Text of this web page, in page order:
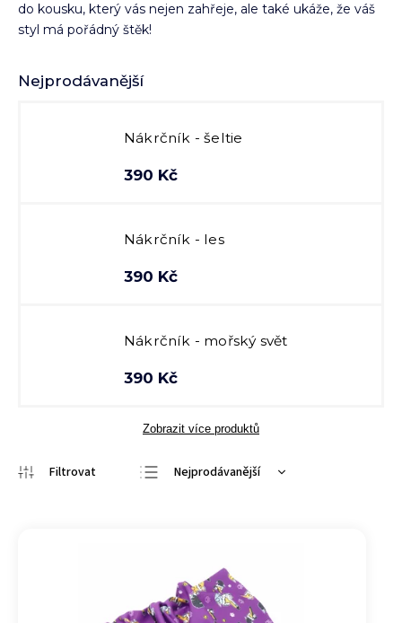
do kousku, který vás nejen zahřeje, ale také ukáže, že váš
styl má pořádný štěk!
Nejprodávanější
Nákrčník - šeltie
390 Kč
Nákrčník - les
390 Kč
Nákrčník - mořský svět
390 Kč
Zobrazit více produktů
Nejprodávanější